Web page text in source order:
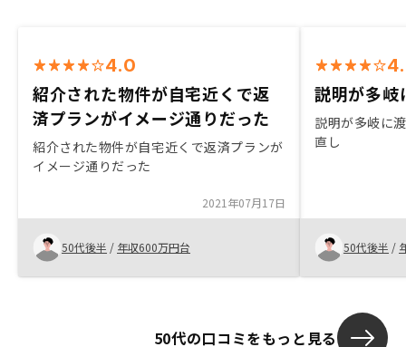
4.0
紹介された物件が自宅近くで返
済プランがイメージ通りだった
紹介された物件が自宅近くで返済プランが
イメージ通りだった
2021年07月17日
50代後半 / 年収600万円台
説明が多岐
説明が多岐に
直し
50代後半 /
50代の口コミをもっと見る